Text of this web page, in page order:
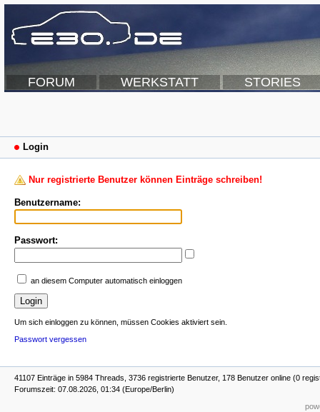
FORUM WERKSTATT STORIES
Login
Nur registrierte Benutzer können Einträge schreiben!
Benutzername:
Passwort:
an diesem Computer automatisch einloggen
Um sich einloggen zu können, müssen Cookies aktiviert sein.
Passwort vergessen
41107 Einträge in 5984 Threads, 3736 registrierte Benutzer, 178 Benutzer online (0
Forumszeit: 07.08.2026, 01:34 (Europe/Berlin)